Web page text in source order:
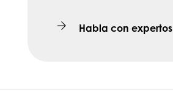
Habla con expertos